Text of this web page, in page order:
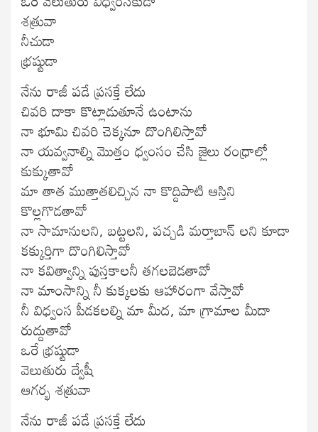
శత్రువా
నీచుడా
భ్రష్టుడా
నేను రాజీ పడే ప్రసక్తే లేదు
చివరి దాకా కొట్లాడుతూనే ఉంటాను
నా భూమి చివరి చెక్కనూ దొంగిలిస్తావో
నా యవ్వనాల్ని మొత్తం ధ్వంసం చేసి జైలు రంధ్రాల్లో
కుక్కుతావో
మా తాత ముత్తాతలిచ్చిన నా కొద్దిపాటి ఆస్తిని
కొల్లగొడతావో
నా సామానులని, బట్టలని, పచ్చడి మర్తాబాన్ లని కూడా
కక్కుర్తిగా దొంగిలిస్తావో
నా కవిత్వాన్ని పుస్తకాలనీ తగలబెడతావో
నా మాంసాన్ని నీ కుక్కలకు ఆహారంగా వేస్తావో
నీ విధ్వంస పీడకలల్ని మా మీద, మా గ్రామాల మీదా
రుద్దుతావో
ఒరే భ్రష్టుడా
వెలుతురు ద్వేషీ
ఆగర్భ శత్రువా
నేను రాజీ పడే ప్రసక్తే లేదు